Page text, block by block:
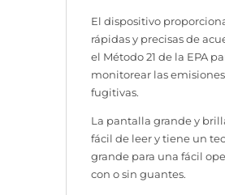
El dispositivo
rápidas y precisas de
el Método 21 de la EPA
monitorear las emisiones
fugitivas.
La pantalla grande y
fácil de leer y tiene un
grande para una fácil
con o sin guantes.